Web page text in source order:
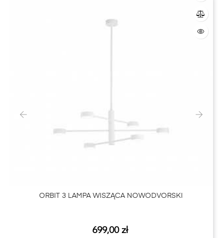
ORBIT 3 LAMPA WISZĄCA NOWODVORSKI
Cena
699,00 zł